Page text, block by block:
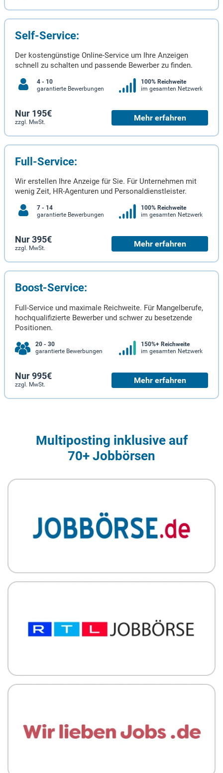
Self-Service:
Der kostengünstige Online-Service um Ihre Anzeigen
schnell zu schalten und passende Bewerber zu finden.
4 - 10
garantierte Bewerbungen
100% Reichweite
im gesamten Netzwerk
Nur 195€
zzgl. MwSt. Mehr erfahren
Full-Service:
Wir erstellen Ihre Anzeige für Sie. Für Unternehmen mit
wenig Zeit, HR-Agenturen und Personaldienstleister.
7 - 14
garantierte Bewerbungen
100% Reichweite
im gesamten Netzwerk
Nur 395€
zzgl. MwSt. Mehr erfahren
Boost-Service:
Full-Service und maximale Reichweite. Für Mangelberufe,
hochqualifizierte Bewerber und schwer zu besetzende
Positionen.
20 - 30
garantierte Bewerbungen
150%+ Reichweite
im gesamten Netzwerk
Nur 995€
zzgl. MwSt. Mehr erfahren
Multiposting inklusive auf
70+ Jobbörsen